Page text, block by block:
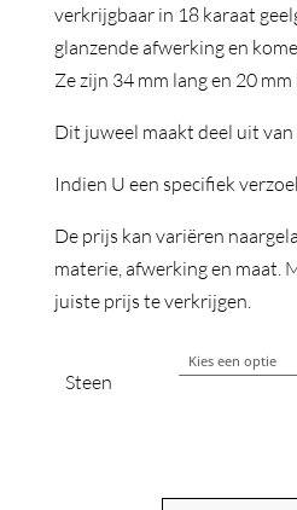
verkrijgbaar in 18 karaat
glanzende afwerking en
Ze zijn 34 mm lang en 20 mm
Dit juweel maakt deel uit
Indien U een specifiek
De prijs kan variëren
materie, afwerking en maat.
juiste prijs te verkrijgen.
Steen